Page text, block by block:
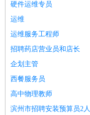
硬件运维专员
运维
运维服务工程师
招聘药店营业员和店长
企划主管
西餐服务员
高中物理教师
滨州市招聘安装预算员2人